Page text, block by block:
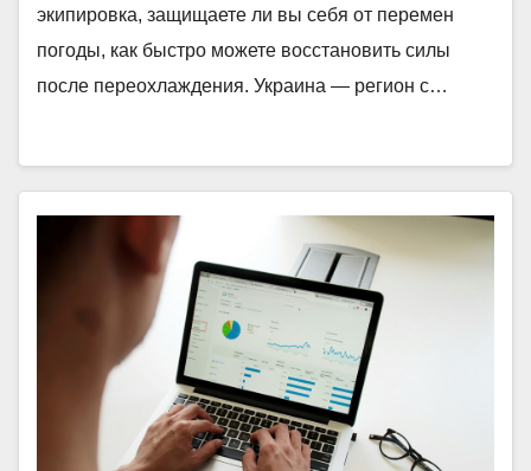
экипировка, защищаете ли вы себя от перемен
погоды, как быстро можете восстановить силы
после переохлаждения. Украина — регион с…